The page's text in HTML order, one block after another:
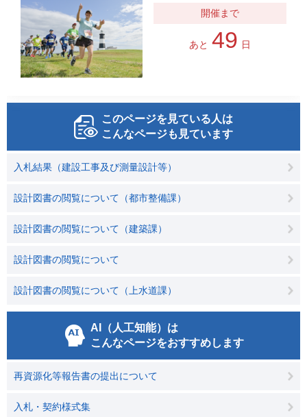
あと 49 日
このページを見ている人は
こんなページも見ています
入札結果（建設工事及び測量設計等）
設計図書の閲覧について（都市整備課）
設計図書の閲覧について（建築課）
設計図書の閲覧について
設計図書の閲覧について（上水道課）
AI（人工知能）は
こんなページをおすすめします
再資源化等報告書の提出について
入札・契約様式集